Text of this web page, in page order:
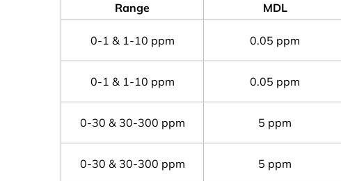
Range MDL
0-1 & 1-10 ppm 0.05 ppm
0-1 & 1-10 ppm 0.05 ppm
0-30 & 30-300 ppm 5 ppm
0-30 & 30-300 ppm 5 ppm